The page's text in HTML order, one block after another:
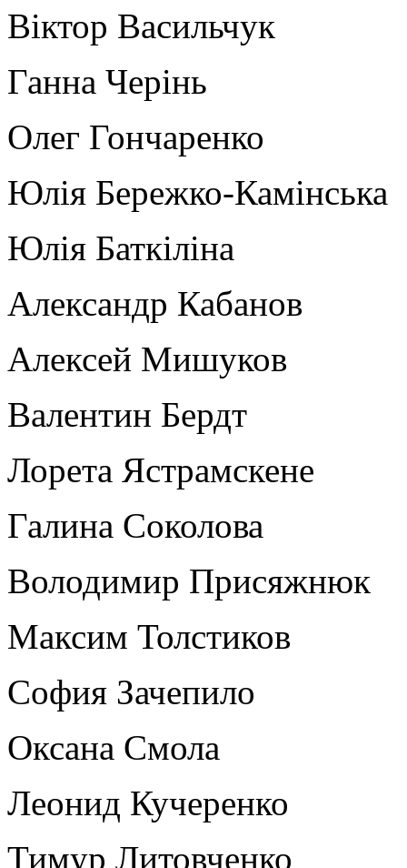
Віктор Васильчук
Ганна Черінь
Олег Гончаренко
Юлія Бережко-Камінська
Юлія Баткіліна
Александр Кабанов
Алексей Мишуков
Валентин Бердт
Лорета Ястрамскене
Галина Соколова
Володимир Присяжнюк
Максим Толстиков
София Зачепило
Оксана Смола
Леонид Кучеренко
Тимур Литовченко